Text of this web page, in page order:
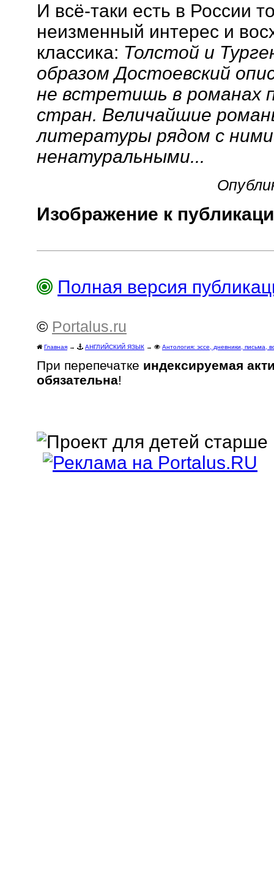
И всё-таки есть в России
неизменный интерес и
классика: Толстой и
образом Достоевский
не встретишь в романах
стран. Величайшие
литературы рядом с ними
ненатуральными...
Изображение к
Полная версия
© Portalus.ru
Главная → АНГЛИЙСКИЙ ЯЗЫК → Антология: эссе, дневники, письма,
При перепечатке индексируемая
обязательна!